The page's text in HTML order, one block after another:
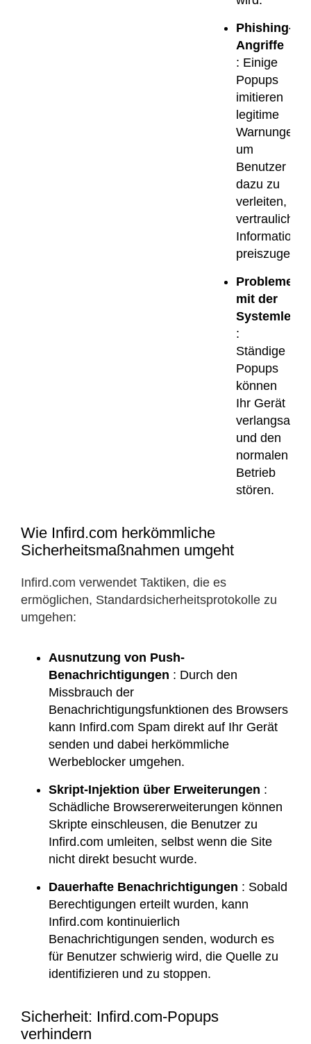
Phishing-
Angriffe
: Einige
Popups
imitieren
legitime
Warnungen,
um
Benutzer
dazu zu
verleiten,
vertrauliche
Probleme
mit der
:
Ständige
Popups
können
Ihr Gerät
und den
normalen
Betrieb
stören.
Wie Infird.com herkömmliche
Sicherheitsmaßnahmen umgeht
Infird.com verwendet Taktiken, die es
ermöglichen, Standardsicherheitsprotokolle zu
umgehen:​
Ausnutzung von Push-
Benachrichtigungen : Durch den
Missbrauch der
Benachrichtigungsfunktionen des Browsers
kann Infird.com Spam direkt auf Ihr Gerät
senden und dabei herkömmliche
Werbeblocker umgehen.
Skript-Injektion über Erweiterungen :
Schädliche Browsererweiterungen können
Skripte einschleusen, die Benutzer zu
Infird.com umleiten, selbst wenn die Site
nicht direkt besucht wurde.
Dauerhafte Benachrichtigungen : Sobald
Berechtigungen erteilt wurden, kann
Infird.com kontinuierlich
Benachrichtigungen senden, wodurch es
für Benutzer schwierig wird, die Quelle zu
identifizieren und zu stoppen.
Sicherheit: Infird.com-Popups
verhindern